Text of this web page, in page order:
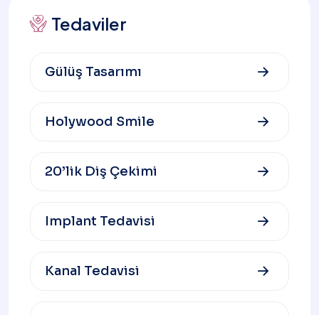
Tedaviler
Gülüş Tasarımı
Holywood Smile
20’lik Diş Çekimi
Implant Tedavisi
Kanal Tedavisi